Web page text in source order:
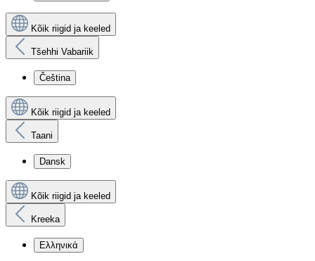
Kõik riigid ja keeled
Tšehhi Vabariik
Čeština
Kõik riigid ja keeled
Taani
Dansk
Kõik riigid ja keeled
Kreeka
Ελληνικά